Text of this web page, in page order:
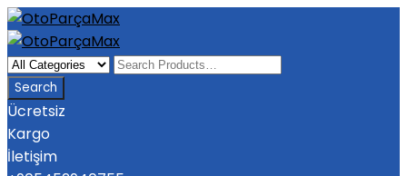
Ücretsiz
Kargo
İletişim